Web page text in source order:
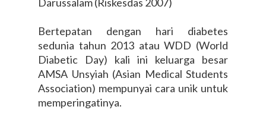
Bertepatan dengan hari diabetes
sedunia tahun 2013 atau WDD (World
Diabetic Day) kali ini keluarga besar
AMSA Unsyiah (Asian Medical Students
Association) mempunyai cara unik untuk
memperingatinya.